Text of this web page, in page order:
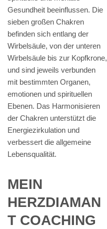
Gesundheit beeinflussen. Die
sieben großen Chakren
befinden sich entlang der
Wirbelsäule, von der unteren
Wirbelsäule bis zur Kopfkrone,
und sind jeweils verbunden
mit bestimmten Organen,
emotionen und spirituellen
Ebenen. Das Harmonisieren
der Chakren unterstützt die
Energiezirkulation und
verbessert die allgemeine
Lebensqualität.
MEIN
HERZDIAMAN
T COACHING